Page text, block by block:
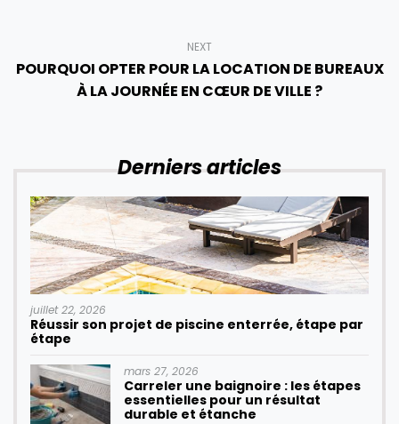
NEXT
POURQUOI OPTER POUR LA LOCATION DE BUREAUX
À LA JOURNÉE EN CŒUR DE VILLE ?
Derniers articles
juillet 22, 2026
Réussir son projet de piscine enterrée, étape par
étape
mars 27, 2026
Carreler une baignoire : les étapes
essentielles pour un résultat
durable et étanche